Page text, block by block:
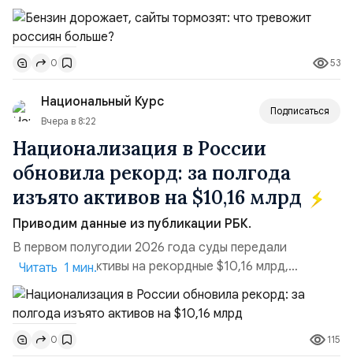
стороны, происходит рост цен на товары первой
необходимости, инфляция и локальные сбои в
поставках бензина. А с другой – технологическая
турбулентность: перебои в работе интернета,
блокировки сайтов, необходимость осваивать VPN и
российские платформы.Что из этого бье...
0 53
Национальный Курс
Вчера в 8:22
Подписаться
Национализация в России
обновила рекорд: за полгода
изъято активов на $10,16 млрд
Приводим данные из публикации РБК.
В первом полугодии 2026 года суды передали
государству активы на рекордные $10,16 млрд,
подсчитали аналитики AK&M. Это в 2,5 раза больше,
чем за аналогичный период 2025 года ($3,95 млрд).
Всего зафиксировано 15 национализационных
транзакций, которые обеспечили 42,2% денежного
Читать 1 мин.
0 115